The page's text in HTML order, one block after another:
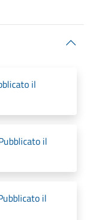
il
il
il